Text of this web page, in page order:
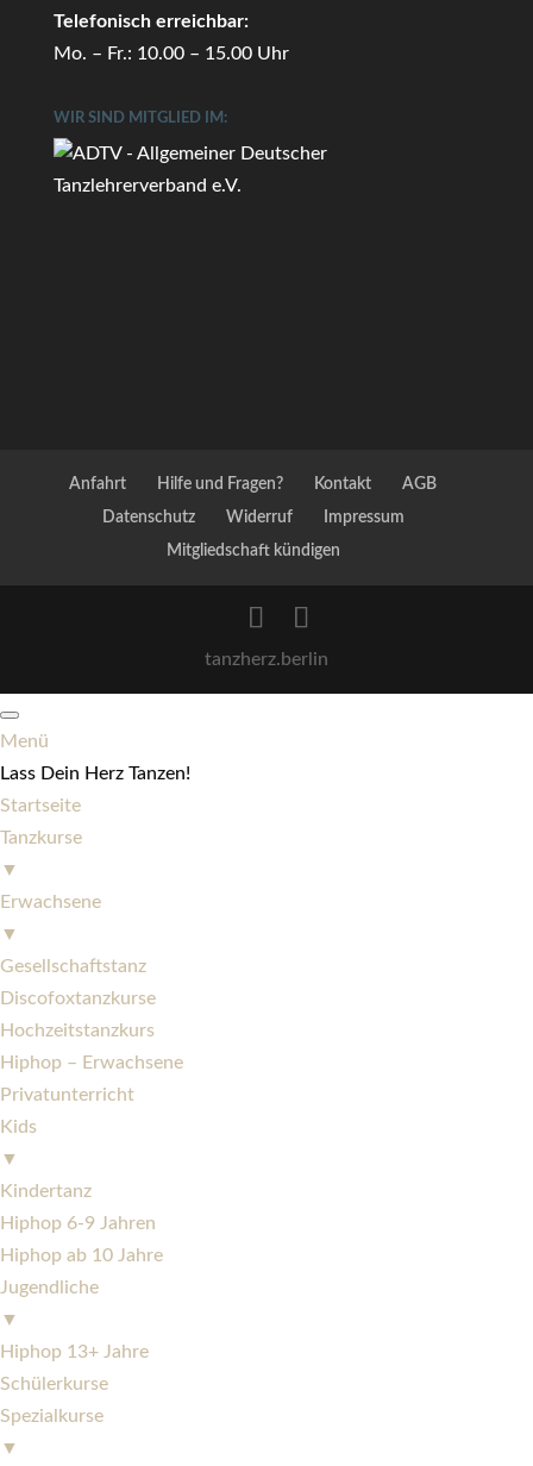
Telefonisch erreichbar:
Mo. – Fr.: 10.00 – 15.00 Uhr
WIR SIND MITGLIED IM:
Anfahrt Hilfe und Fragen? Kontakt
AGB
Datenschutz
Widerruf
Impressum
Mitgliedschaft kündigen
tanzherz.berlin
Menü
Lass Dein Herz Tanzen!
Startseite
Tanzkurse
▼
Erwachsene
▼
Gesellschaftstanz
Discofoxtanzkurse
Hochzeitstanzkurs
Hiphop – Erwachsene
Privatunterricht
Kids
▼
Kindertanz
Hiphop 6-9 Jahren
Hiphop ab 10 Jahre
Jugendliche
▼
Hiphop 13+ Jahre
Schülerkurse
Spezialkurse
▼